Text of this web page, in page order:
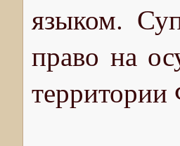
языком.
право на